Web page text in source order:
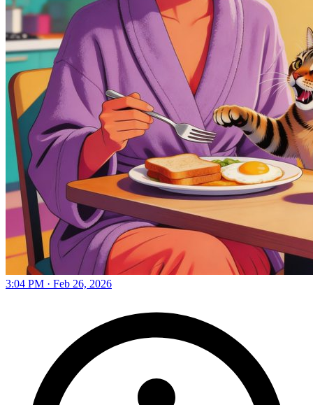
3:04 PM · Feb 26, 2026